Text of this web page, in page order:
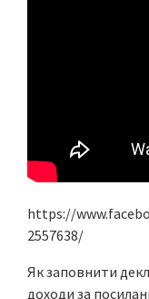
https://
2557638/
Як заповнити
доходи за